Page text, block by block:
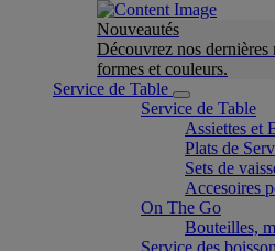
Nouveautés
Découvrez nos dernières
formes et couleurs.
Service de Table
Service de Table
Assiettes et
Plats de
Sets de
Accesoires
On The Go
Bouteilles,
Service des